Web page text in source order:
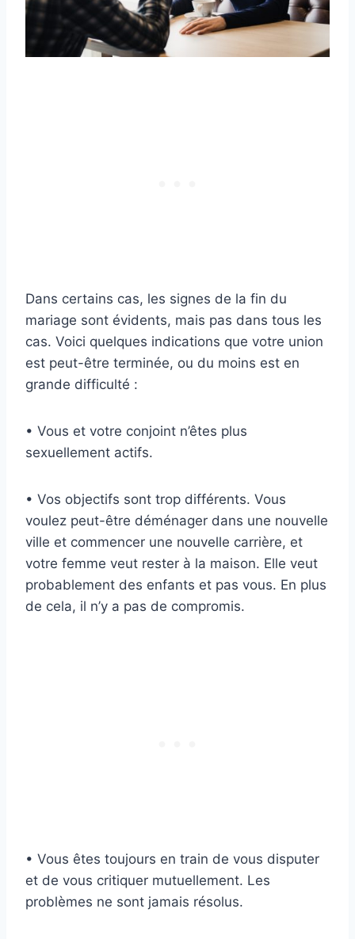
Dans certains cas, les signes de la fin du
mariage sont évidents, mais pas dans tous les
cas. Voici quelques indications que votre union
est peut-être terminée, ou du moins est en
grande difficulté :
• Vous et votre conjoint n’êtes plus
sexuellement actifs.
• Vos objectifs sont trop différents. Vous
voulez peut-être déménager dans une nouvelle
ville et commencer une nouvelle carrière, et
votre femme veut rester à la maison. Elle veut
probablement des enfants et pas vous. En plus
de cela, il n’y a pas de compromis.
• Vous êtes toujours en train de vous disputer
et de vous critiquer mutuellement. Les
problèmes ne sont jamais résolus.